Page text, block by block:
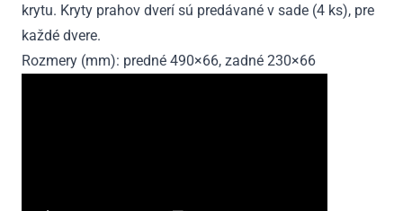
krytu. Kryty prahov dverí sú predávané v sade (4 ks), pre
každé dvere.
Rozmery (mm): predné 490×66, zadné 230×66